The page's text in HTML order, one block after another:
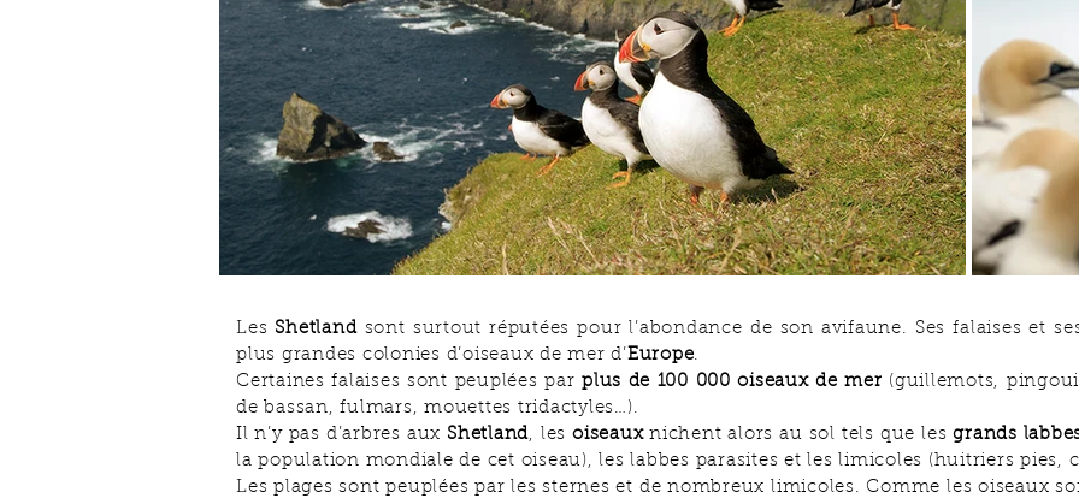
Les Shetland sont surtout réputées pour l’abondance de son avifaune. Ses falaises et
plus grandes colonies d’oiseaux de mer d’Europe.
Certaines falaises sont peuplées parplus de 100 000 oiseaux de mer (guillemots,
de bassan, fulmars, mouettes tridactyles…).
Il n’y pas d’arbres aux Shetland, lesoiseauxnichent alors au sol tels que lesgrands
la population mondiale de cet oiseau), les labbes parasites et les limicoles (huitriers pies,
Les plages sont peuplées par les sternes et de nombreux limicoles. Comme les oiseaux